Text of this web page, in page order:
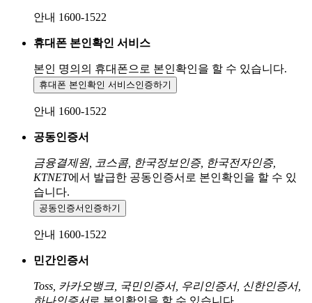
안내 1600-1522
휴대폰 본인확인 서비스
본인 명의의 휴대폰으로 본인확인을 할 수 있습니다.
휴대폰 본인확인 서비스인증하기
안내 1600-1522
공동인증서
금융결제원, 코스콤, 한국정보인증, 한국전자인증,
KTNET에서 발급한 공동인증서로 본인확인을 할 수 있
습니다.
공동인증서 인증하기
안내 1600-1522
민간인증서
Toss, 카카오뱅크, 국민인증서, 우리인증서, 신한인증서,